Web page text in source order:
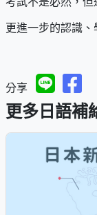
更進一步的認識
分享
更多日語補